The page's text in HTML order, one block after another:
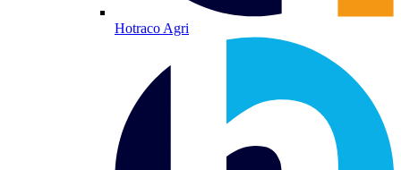
Hotraco Agri